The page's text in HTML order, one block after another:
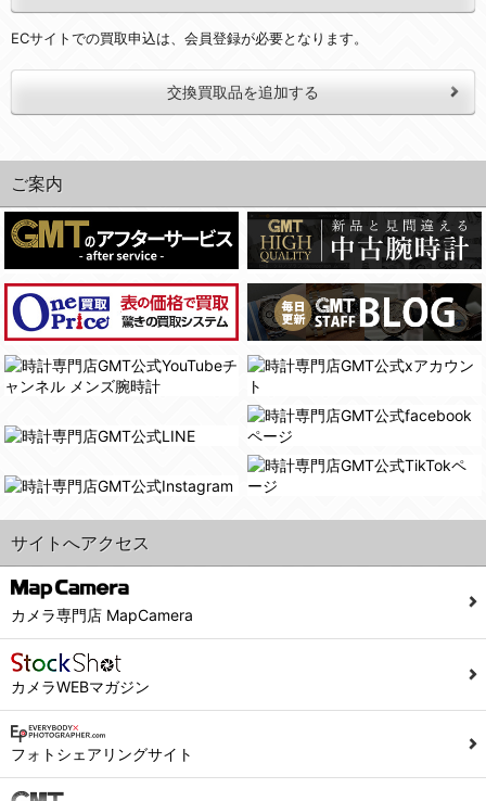
ECサイトでの買取申込は、会員登録が必要となります。
交換買取品を追加する
ご案内
サイトへアクセス
カメラ専門店 MapCamera
カメラWEBマガジン
フォトシェアリングサイト